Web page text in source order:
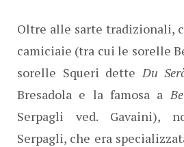
Oltre alle sarte tradizionali,
camiciaie (tra cui le sorelle
sorelle Squeri dette Du
Bresadola e la famosa a
Serpagli ved. Gavaini),
Serpagli, che era